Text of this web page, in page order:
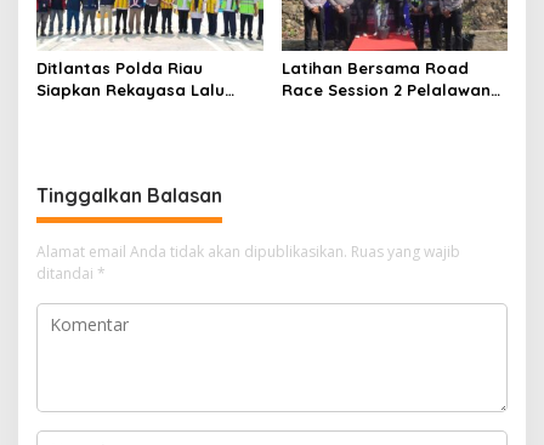
Ditlantas Polda Riau
Siapkan Rekayasa Lalu
Jadi Prioritas
Latihan Bersama Road
Race Session 2 Pelalawan
Tinggalkan Balasan
Alamat email Anda tidak akan dipublikasikan. Ruas yang wajib
ditandai *